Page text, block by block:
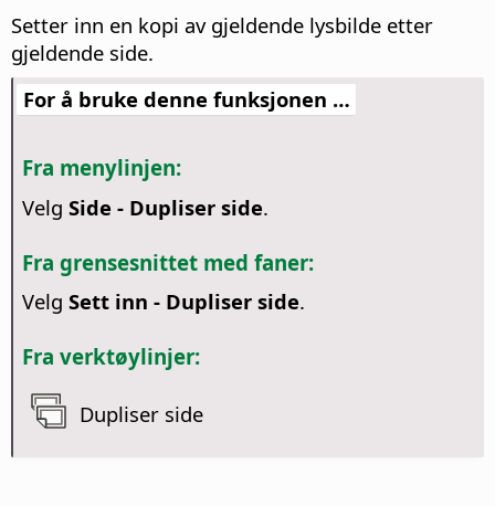
Setter inn en kopi av gjeldende lysbilde etter
gjeldende side.
For å bruke denne funksjonen …
Fra menylinjen:
Velg Side - Dupliser side.
Fra grensesnittet med faner:
Velg Sett inn - Dupliser side.
Fra verktøylinjer:
Dupliser side